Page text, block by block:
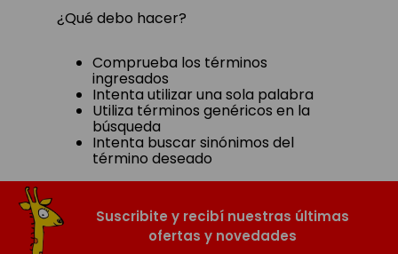
¿Qué debo hacer?
Comprueba los términos
ingresados
Intenta utilizar una sola palabra
Utiliza términos genéricos en la
búsqueda
Intenta buscar sinónimos del
término deseado
Suscribite y recibí nuestras últimas
ofertas y novedades